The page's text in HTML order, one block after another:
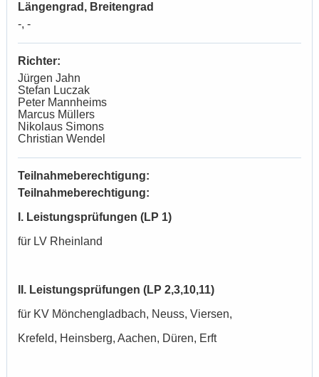
Längengrad, Breitengrad
-, -
Richter:
Jürgen Jahn
Stefan Luczak
Peter Mannheims
Marcus Müllers
Nikolaus Simons
Christian Wendel
Teilnahmeberechtigung:
Teilnahmeberechtigung:
I. Leistungsprüfungen (LP 1)
für LV Rheinland
II. Leistungsprüfungen (LP 2,3,10,11)
für KV Mönchengladbach, Neuss, Viersen,
Krefeld, Heinsberg, Aachen, Düren, Erft